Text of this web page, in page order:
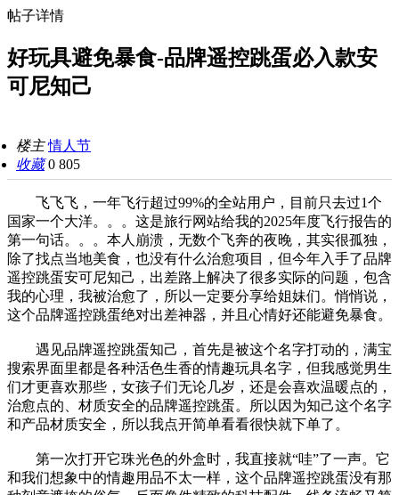
帖子详情
好玩具避免暴食-品牌遥控跳蛋必入款安
可尼知己
楼主情人节
收藏 0 805
飞飞飞，一年飞行超过99%的全站用户，目前只去过1个
国家一个大洋。。。这是旅行网站给我的2025年度飞行报告的
第一句话。。。本人崩溃，无数个飞奔的夜晚，其实很孤独，
除了找点当地美食，也没有什么治愈项目，但今年入手了品牌
遥控跳蛋安可尼知己，出差路上解决了很多实际的问题，包含
我的心理，我被治愈了，所以一定要分享给姐妹们。悄悄说，
这个品牌遥控跳蛋绝对出差神器，并且心情好还能避免暴食。
遇见品牌遥控跳蛋知己，首先是被这个名字打动的，满宝
搜索界面里都是各种活色生香的情趣玩具名字，但我感觉男生
们才更喜欢那些，女孩子们无论几岁，还是会喜欢温暖点的，
治愈点的、材质安全的品牌遥控跳蛋。所以因为知己这个名字
和产品材质安全，所以我点开简单看看很快就下单了。
第一次打开它珠光色的外盒时，我直接就“哇”了一声。它
和我们想象中的情趣用品不太一样，这个品牌遥控跳蛋没有那